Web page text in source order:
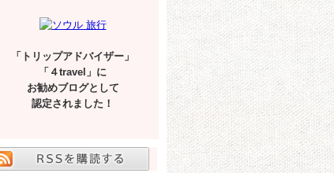
「トリップアドバイザー」
「４travel」に
お勧めブログとして
認定されました！